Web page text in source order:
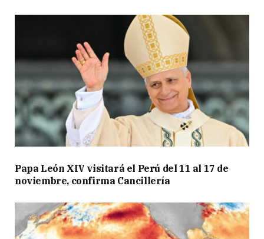
Papa León XIV visitará el Perú del 11 al 17 de
noviembre, confirma Cancillería